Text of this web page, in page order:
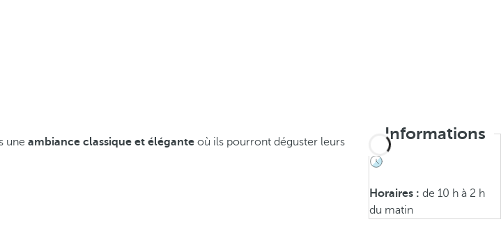
une ambiance classique et élégante où ils pourront déguster leurs
Informations
Horaires : de 10 h à 2 h
du matin